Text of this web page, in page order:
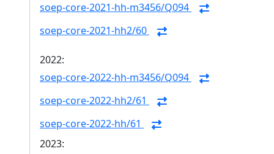
soep-core-2021-hh-m3456/Q094
soep-core-2021-hh2/60
2022:
soep-core-2022-hh-m3456/Q094
soep-core-2022-hh2/61
soep-core-2022-hh/61
2023: